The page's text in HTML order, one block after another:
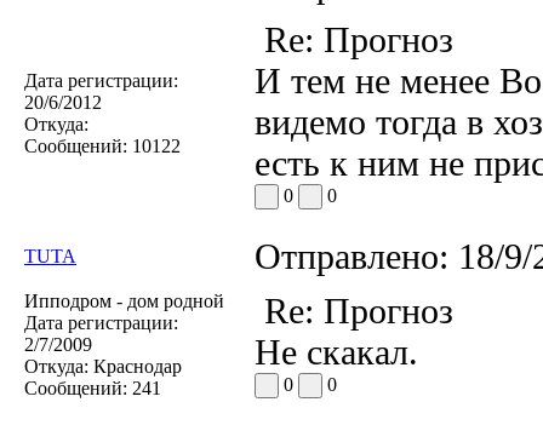
Дата регистрации:
20/6/2012
Откуда:
Сообщений: 10122
Re: Прогноз
И тем не менее
видемо тогда в
есть к ним не
0 0
TUTA Отправлено: 18/
Ипподром - дом родной
Дата регистрации:
2/7/2009
Откуда: Краснодар
Сообщений: 241
Re: Прогноз
Не скакал.
0 0